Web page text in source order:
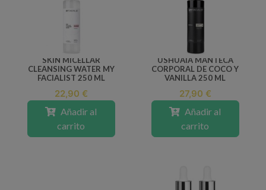
SKIN MICELLAR
CLEANSING WATER MY
FACIALIST 250 ML
22,90 €
Añadir al
carrito
USHUAIA MANTECA
CORPORAL DE COCO Y
VANILLA 250 ML
27,90 €
Añadir al
carrito